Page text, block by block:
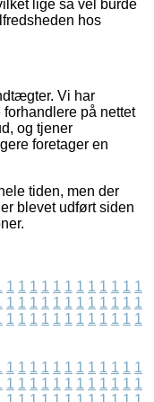
lige så vel burde
hos
Vi har
på nettet
og tjener
foretager en
tiden, men der
blevet udført siden
1 1 1 1 1 1 1 1 1 1 1 1
1 1 1 1 1 1 1 1 1 1 1 1
1 1 1 1 1 1 1 1 1 1 1 1
1 1 1 1 1 1 1 1 1 1 1 1
1 1 1 1 1 1 1 1 1 1 1 1